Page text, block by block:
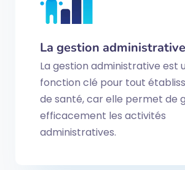
La gestion administrative
La gestion administrative est
fonction clé pour tout
de santé, car elle permet de
efficacement les activités
administratives.